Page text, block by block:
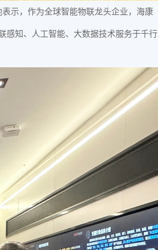
示，作为全球智能物联龙头企业，海康
感知、人工智能、大数据技术服务于千行